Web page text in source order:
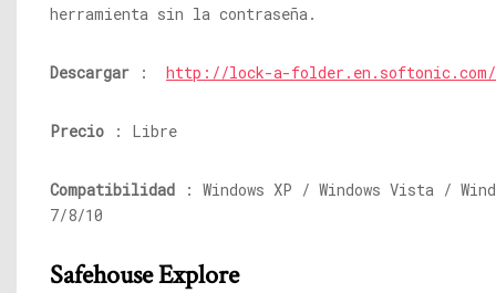
herramienta sin la contraseña.
Descargar : http://lock-a-folder.en.softonic.com/
Precio : Libre
Compatibilidad : Windows XP / Windows Vista /
7/8/10
Safehouse Explore